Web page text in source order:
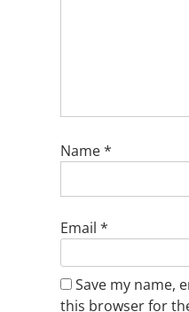
Name*
Email *
Save my name,
this browser for